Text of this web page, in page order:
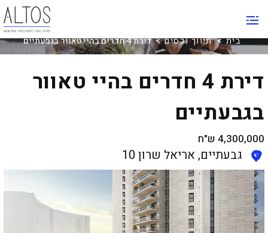
בית > תיווך נכסים > דירת 4 חדרים בהיי טאוור בגבעתיים
דירת 4 חדרים בהיי טאוור
בגבעתיים
4,300,000 ש"ח
גבעתיים, אריאל שרון 10